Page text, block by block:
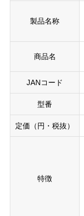
製品名称
商品名
JANコード
型番
定価（円・税抜）
特徴